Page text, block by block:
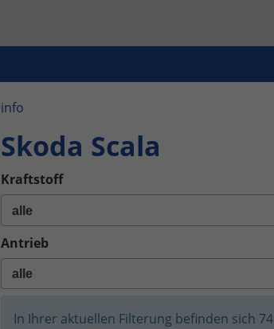
info
Skoda Scala
Kraftstoff
Antrieb
In Ihrer aktuellen Filterung befinden sich 74